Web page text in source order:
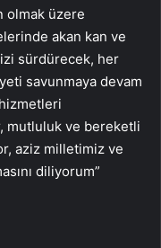
olmak üzere
akan kan ve
sürdürecek, her
savunmaya devam
mutluluk ve bereketli
aziz milletimiz ve
diliyorum”